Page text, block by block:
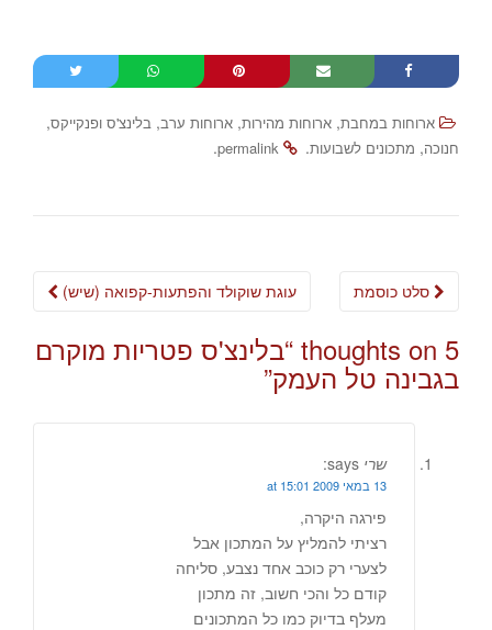
ארוחות במחבת, ארוחות מהירות, ארוחות ערב, בלינצ'ס ופנקייקס,
חנוכה, מתכונים לשבועות.
permalink
.
Post
עוגת שוקולד והפתעות-קפואה (שיש)
5 thoughts on “ בלינצ'ס פטריות מוקרם
בגבינה טל העמק”
שרי says:
13 במאי 2009 at 15:01
פירגה היקרה,
רציתי להמליץ על המתכון אבל
לצערי רק כוכב אחד נצבע, סליחה
קודם כל והכי חשוב, זה מתכון
מעלף בדיוק כמו כל המתכונים